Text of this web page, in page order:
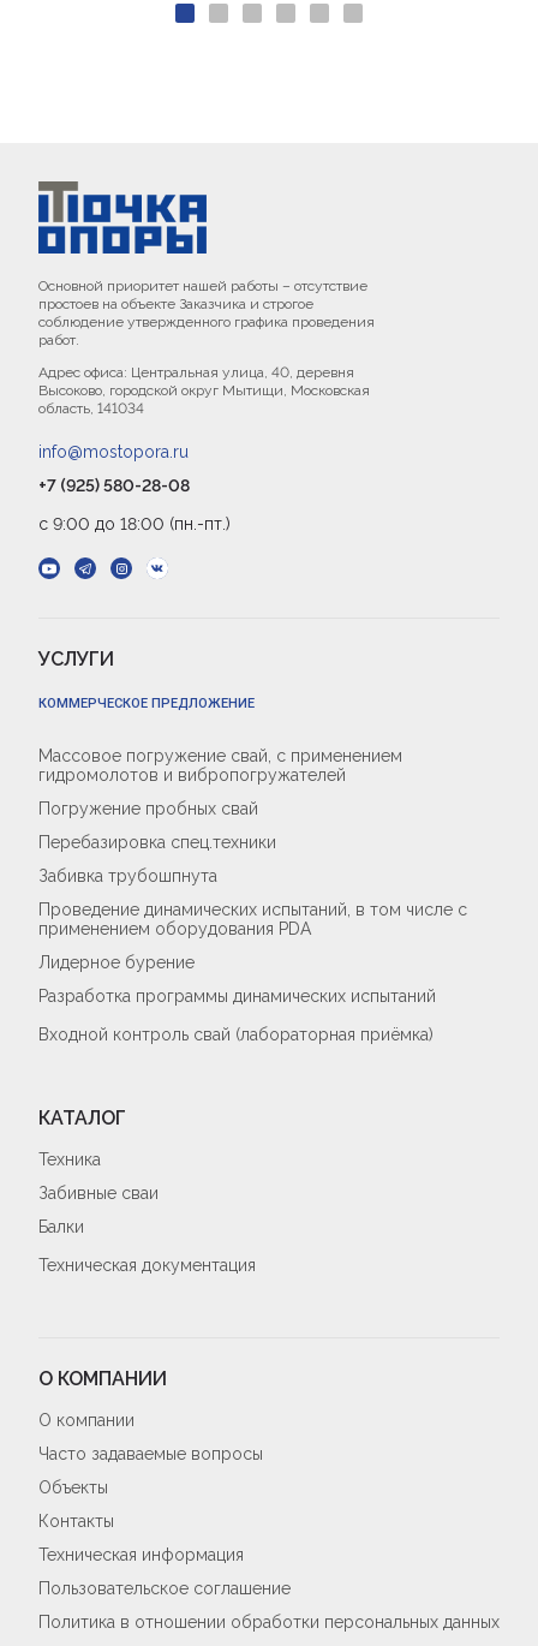
Основной приоритет нашей работы – отсутствие
простоев на объекте Заказчика и строгое
соблюдение утвержденного графика проведения
работ.
Адрес офиса: Центральная улица, 40, деревня
Высоково, городской округ Мытищи, Московская
область, 141034
info@mostopora.ru
+7 (925) 580-28-08
с 9:00 до 18:00 (пн.-пт.)
УСЛУГИ
КОММЕРЧЕСКОЕ ПРЕДЛОЖЕНИЕ
Массовое погружение свай, с применением
гидромолотов и вибропогружателей
Погружение пробных свай
Перебазировка спец.техники
Забивка трубошпнута
Проведение динамических испытаний, в том числе с
применением оборудования PDA
Лидерное бурение
Разработка программы динамических испытаний
Входной контроль свай (лабораторная приёмка)
КАТАЛОГ
Техника
Забивные сваи
Балки
Техническая документация
О КОМПАНИИ
О компании
Часто задаваемые вопросы
Объекты
Контакты
Техническая информация
Пользовательское соглашение
Политика в отношении обработки персональных данных